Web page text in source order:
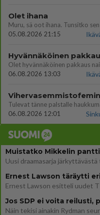
Olet ihana
05.08.2026 21:15
Hyvännäköinen
Olet hyvännäköinen pakkaus
06.08.2026 13:03
06.08.2026 12:01
Muistatko Mikkelin